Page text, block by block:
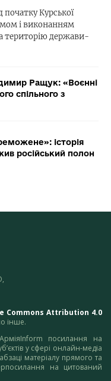
початку Курської
і виконанням
територію держави-
Ращук: «Воєнні
спільного з
історія
російський полон
Commons Attribution 4.0
інше.
посилання на
у сфері онлайн-медіа
матеріалу прямого та
на цитований